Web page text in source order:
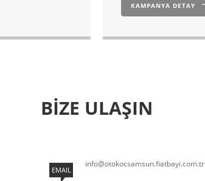
KAMPANYA DETAY
BİZE ULAŞIN
EMAIL
info@otokocsamsun.fiatbayi.com.tr